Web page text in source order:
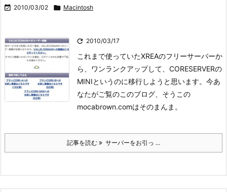
 2010/03/02  Macintosh
 2010/03/17
これまで使っていたXREAのフリーサーバーか
ら、ワンランクアップして、CORESERVERの
MINIというのに移行しようと思います。 今あ
なたがご覧のこのブログ、そうこの
mocabrown.comはそのまんま。
記事を読む サーバーをお引っ ...